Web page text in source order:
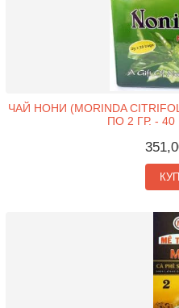
ЧАЙ НОНИ (MORINDA
ПО 2 ГР. -